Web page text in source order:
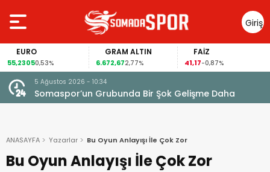
Giriş
Yap
0,53%
GRAM ALTIN
6.672,67 2,77%
FAİZ
-0,87%
5 Ağustos 2026 - 10:34
Somaspor’un Grubunda Bir Şok Gelişme Daha
ANASAYFA Yazarlar Bu Oyun Anlayışı İle Çok Zor
Bu Oyun Anlayışı İle Çok Zor